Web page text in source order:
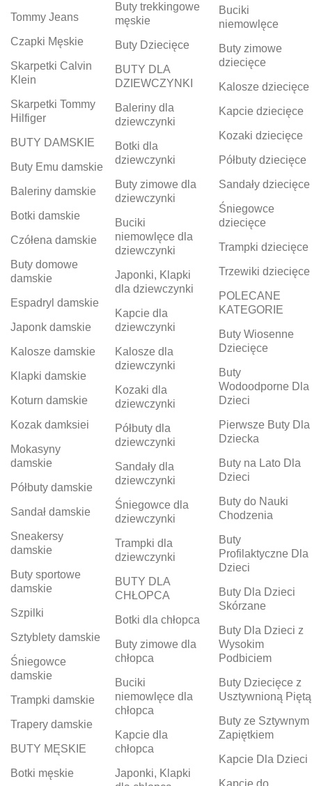
Tommy Jeans
Czapki Męskie
Skarpetki Calvin
Klein
Skarpetki Tommy
Hilfiger
BUTY DAMSKIE
Buty Emu damskie
Baleriny damskie
Botki damskie
Czółena damskie
Buty domowe
damskie
Espadryl damskie
Japonk damskie
Kalosze damskie
Klapki damskie
Koturn damskie
Kozak damksiei
Mokasyny
damskie
Półbuty damskie
Sandał damskie
Sneakersy
damskie
Buty sportowe
damskie
Szpilki
Sztyblety damskie
Śniegowce
damskie
Trampki damskie
Trapery damskie
BUTY MĘSKIE
Botki męskie
Buty trekkingowe
męskie
Buty Dziecięce
BUTY DLA
DZIEWCZYNKI
Baleriny dla
dziewczynki
Botki dla
dziewczynki
Buty zimowe dla
dziewczynki
Buciki
niemowlęce dla
dziewczynki
Japonki, Klapki
dla dziewczynki
Kapcie dla
dziewczynki
Kalosze dla
dziewczynki
Kozaki dla
dziewczynki
Półbuty dla
dziewczynki
Sandały dla
dziewczynki
Śniegowce dla
dziewczynki
Trampki dla
dziewczynki
BUTY DLA
CHŁOPCA
Botki dla chłopca
Buty zimowe dla
chłopca
Buciki
niemowlęce dla
chłopca
Kapcie dla
chłopca
Japonki, Klapki
Buciki
niemowlęce
Buty zimowe
dziecięce
Kalosze dziecięce
Kapcie dziecięce
Kozaki dziecięce
Półbuty dziecięce
Sandały dziecięce
Śniegowce
dziecięce
Trampki dziecięce
Trzewiki dziecięce
POLECANE
KATEGORIE
Buty Wiosenne
Dziecięce
Buty
Wodoodporne Dla
Dzieci
Pierwsze Buty Dla
Dziecka
Buty na Lato Dla
Dzieci
Buty do Nauki
Chodzenia
Buty
Profilaktyczne Dla
Dzieci
Buty Dla Dzieci
Skórzane
Buty Dla Dzieci z
Wysokim
Podbiciem
Buty Dziecięce z
Usztywnioną Piętą
Buty ze Sztywnym
Zapiętkiem
Kapcie Dla Dzieci
Kapcie do